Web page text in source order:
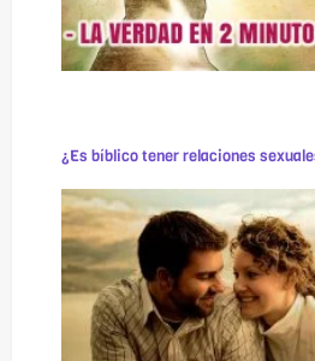
¿Es bíblico tener relaciones